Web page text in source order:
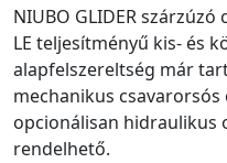
NIUBO GLIDER
LE teljesítményű kis- és
alapfelszereltség már
mechanikus
opcionálisan hidraulikus
rendelhető.